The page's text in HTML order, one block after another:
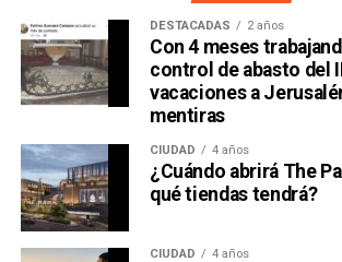
DESTACADAS 2 años
Con 4 meses
control de abasto del
vacaciones a
mentiras
CIUDAD 4 años
¿Cuándo abrirá The
qué tiendas tendrá?
CIUDAD 4 años